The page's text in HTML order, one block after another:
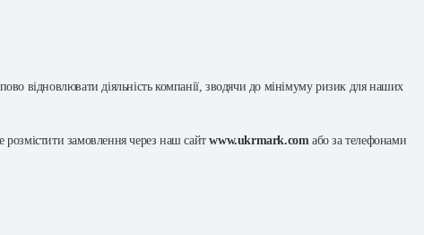
відновлювати діяльність компанії, зводячи до мінімуму ризик для наших
замовлення через наш сайтwww.ukrmark.comабо за телефонами